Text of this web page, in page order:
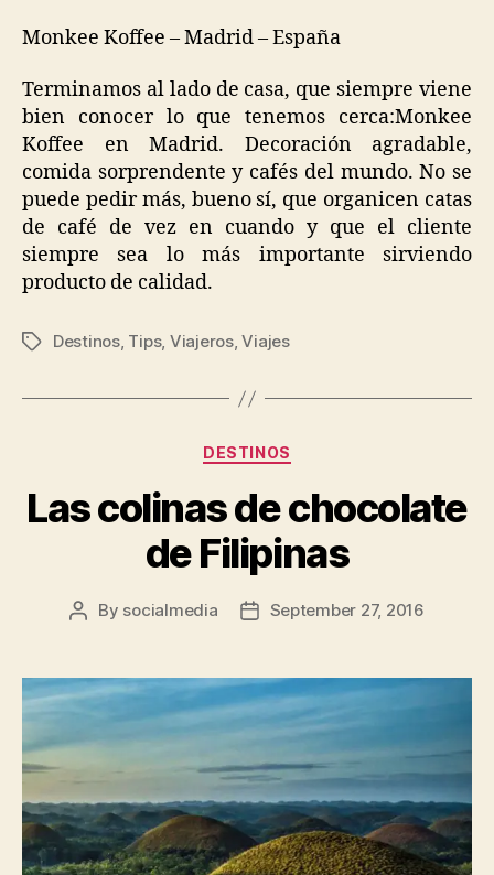
Monkee Koffee – Madrid – España
Terminamos al lado de casa, que siempre viene
bien conocer lo que tenemos cerca:Monkee
Koffee en Madrid. Decoración agradable,
comida sorprendente y cafés del mundo. No se
puede pedir más, bueno sí, que organicen catas
de café de vez en cuando y que el cliente
siempre sea lo más importante sirviendo
producto de calidad.
TagsDestinos, Tips, Viajeros,Viajes
Categories
DESTINOS
Las colinas de chocolate
de Filipinas
Post
By socialmedia
PostSeptember 27, 2016